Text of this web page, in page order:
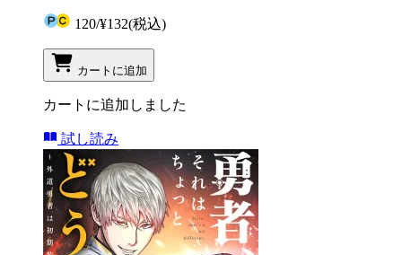
120/¥132(税込)
カートに追加
カートに追加しました
試し読み